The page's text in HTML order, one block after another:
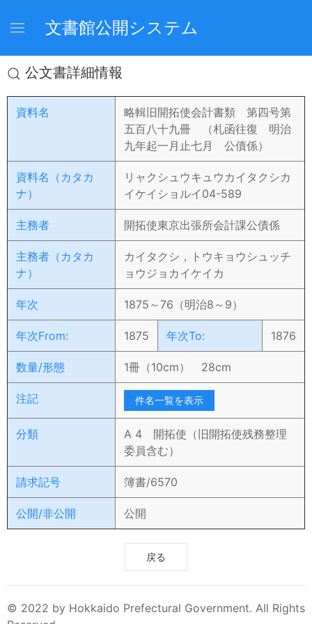
文書館公開システム
公文書詳細情報
資料名
略輯旧開拓使会計書類 第四号第
五百八十九冊 （札函往復 明治
九年起一月止七月 公債係）
資料名（カタカ
ナ）
リャクシュウキュウカイタクシカ
イケイショルイ04-589
主務者 開拓使東京出張所会計課公債係
主務者（カタカ
ナ）
カイタクシ，トウキョウシュッチ
ョウジョカイケイカ
年次 1875～76（明治8～9）
年次From: 1875 年次To: 1876
数量/形態 1冊（10cm） 28cm
注記 件名一覧を表示
分類
A 4 開拓使（旧開拓使残務整理
委員含む）
請求記号 簿書/6570
公開/非公開 公開
戻る
© 2022 by Hokkaido Prefectural Government. All Rights